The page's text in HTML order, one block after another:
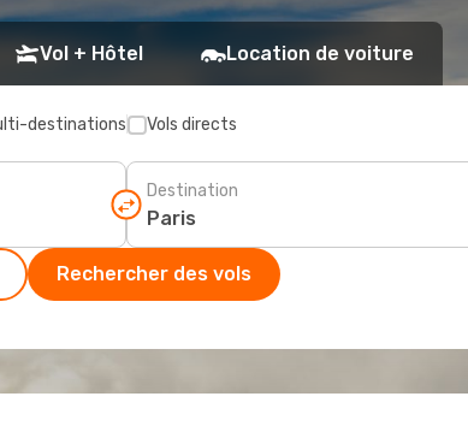
Vol + Hôtel Location de voiture
destinations Vols directs
Destination
Rechercher des vols